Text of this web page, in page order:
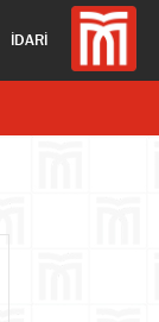
İDARİ